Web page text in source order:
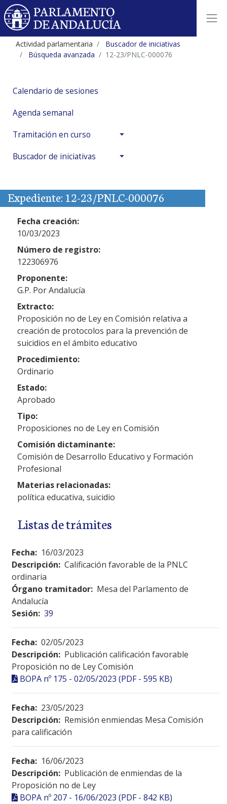
Actividad parlamentaria
Buscador de iniciativas
Búsqueda avanzada
12-23/PNLC-000076
Calendario de sesiones
Agenda semanal
Tramitación en curso
Buscador de iniciativas
Expediente: 12-23/PNLC-000076
Fecha creación:
10/03/2023
Número de registro:
122306976
Proponente:
G.P. Por Andalucía
Extracto:
Proposición no de Ley en Comisión relativa a
creación de protocolos para la prevención de
suicidios en el ámbito educativo
Procedimiento:
Ordinario
Estado:
Aprobado
Tipo:
Proposiciones no de Ley en Comisión
Comisión dictaminante:
Comisión de Desarrollo Educativo y Formación
Profesional
Materias relacionadas:
política educativa, suicidio
Listas de trámites
Fecha: 16/03/2023
Descripción: Calificación favorable de la PNLC
ordinaria
Órgano tramitador: Mesa del Parlamento de
Andalucía
Sesión: 39
Fecha: 02/05/2023
Descripción: Publicación calificación favorable
Proposición no de Ley Comisión
BOPA nº 175 - 02/05/2023 (PDF - 595 KB)
Fecha: 23/05/2023
Descripción: Remisión enmiendas Mesa Comisión
para calificación
Fecha: 16/06/2023
Descripción: Publicación de enmiendas de la
Proposición no de Ley
BOPA nº 207 - 16/06/2023 (PDF - 842 KB)